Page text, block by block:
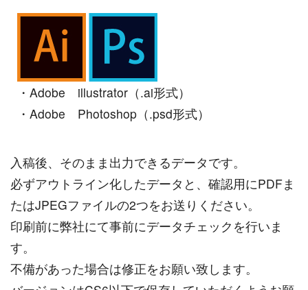
・Adobe illustrator（.ai形式）
・Adobe Photoshop（.psd形式）
入稿後、そのまま出力できるデータです。
必ずアウトライン化したデータと、確認用にPDFま
たはJPEGファイルの2つをお送りください。
印刷前に弊社にて事前にデータチェックを行いま
す。
不備があった場合は修正をお願い致します。